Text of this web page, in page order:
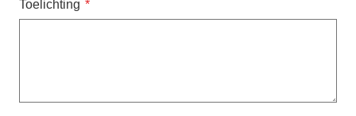
Toelichting